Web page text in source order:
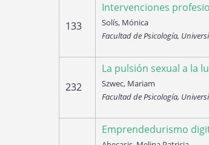
133
Intervenciones
Solís, Mónica
Facultad de Psicología,
232
La pulsión sexual a la
Szwec, Mariam
Facultad de Psicología,
Emprendedurismo